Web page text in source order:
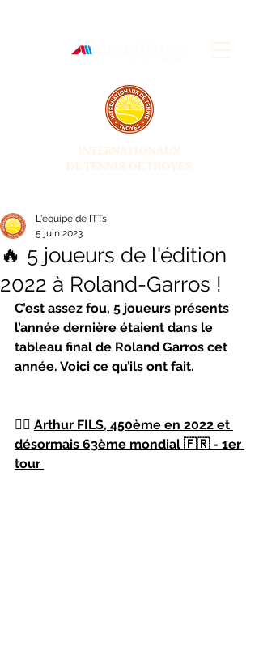
INTERNATIONAUX
DE TENNIS DE TROYES
🔥 5 joueurs de l'édition
2022 à Roland-Garros !
L'équipe de ITTs
5 juin 2023
C’est assez fou, 5 joueurs présents
l’année dernière étaient dans le
tableau final de Roland Garros cet
année. Voici ce qu’ils ont fait.
👉🏻 Arthur FILS, 450ème en 2022 et
désormais 63ème mondial 🇫🇷 - 1er
tour